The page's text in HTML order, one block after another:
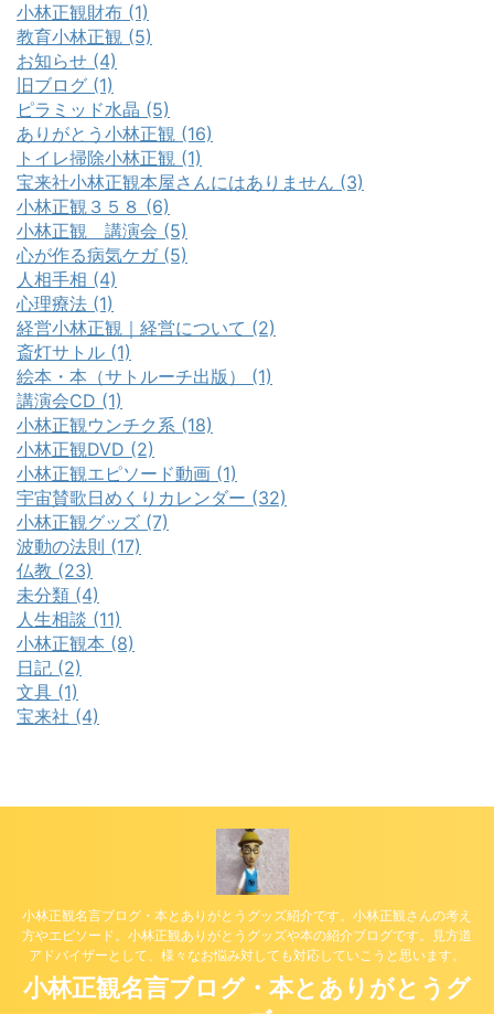
小林正観財布 (1)
教育小林正観 (5)
お知らせ (4)
旧ブログ (1)
ピラミッド水晶 (5)
ありがとう小林正観 (16)
トイレ掃除小林正観 (1)
宝来社小林正観本屋さんにはありません (3)
小林正観３５８ (6)
小林正観 講演会 (5)
心が作る病気ケガ (5)
人相手相 (4)
心理療法 (1)
経営小林正観｜経営について (2)
斎灯サトル (1)
絵本・本（サトルーチ出版） (1)
講演会CD (1)
小林正観ウンチク系 (18)
小林正観DVD (2)
小林正観エピソード動画 (1)
宇宙賛歌日めくりカレンダー (32)
小林正観グッズ (7)
波動の法則 (17)
仏教 (23)
未分類 (4)
人生相談 (11)
小林正観本 (8)
日記 (2)
文具 (1)
宝来社 (4)
小林正観名言ブログ・本とありがとうグッズ紹介です。小林正観さんの考え
方やエピソード。小林正観ありがとうグッズや本の紹介ブログです。見方道
アドバイザーとして、様々なお悩み対しても対応していこうと思います。
小林正観名言ブログ・本とありがとうグ